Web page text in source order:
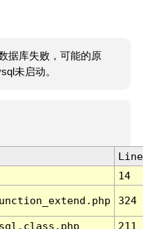
据库失败，可能的原
未启动。
Line
14
324
211